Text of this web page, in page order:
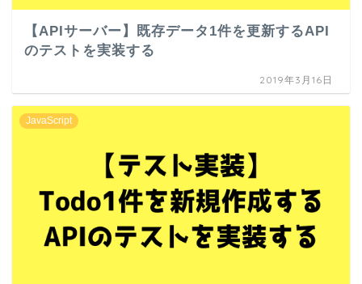
【APIサーバー】既存データ1件を更新するAPI
のテストを実装する
2019年3月16日
JavaScript